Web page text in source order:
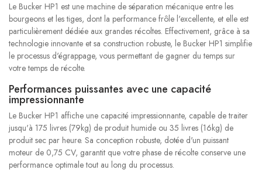
Le Bucker HP1 est une machine de séparation mécanique entre les
bourgeons et les tiges, dont la performance frôle l'excellente, et elle est
particulièrement dédiée aux grandes récoltes. Effectivement, grâce à sa
technologie innovante et sa construction robuste, le Bucker HP1 simplifie
le processus d'égrappage, vous permettant de gagner du temps sur
votre temps de récolte.
Performances puissantes avec une capacité
impressionnante
Le Bucker HP1 affiche une capacité impressionnante, capable de traiter
jusqu'à 175 livres (79kg) de produit humide ou 35 livres (16kg) de
produit sec par heure. Sa conception robuste, dotée d'un puissant
moteur de 0,75 CV, garantit que votre phase de récolte conserve une
performance optimale tout au long du processus.